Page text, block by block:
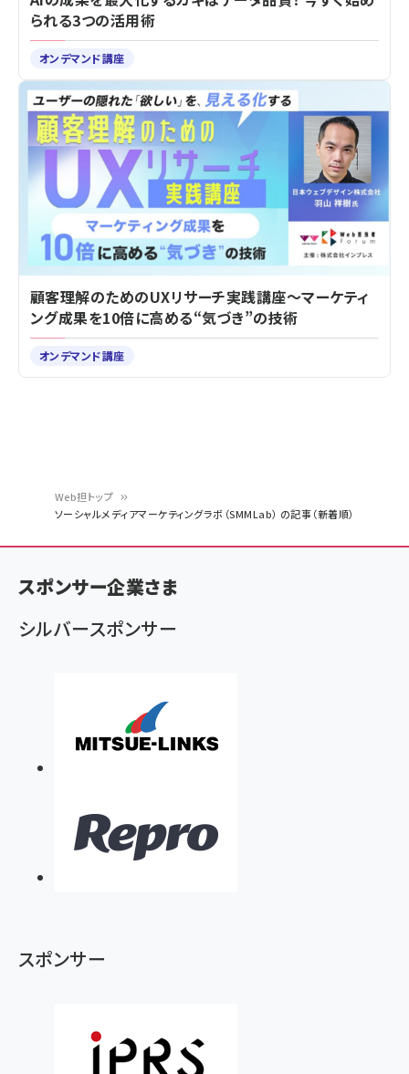
く
ず
Web担トップ
ソーシャルメディアマーケティングラボ（SMMLab） の記事（新着順）
られる3つの活用術
オンデマンド講座
顧客理解のためのUXリサーチ実践講座～マーケティ
ング成果を10倍に高める“気づき”の技術
オンデマンド講座
スポンサー企業さま
シルバースポンサー
スポンサー